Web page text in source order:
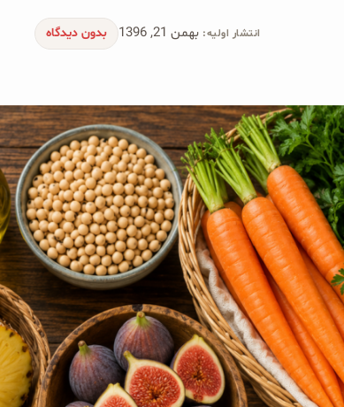
انتشار اولیه: بهمن 21, 1396 بدون دیدگاه